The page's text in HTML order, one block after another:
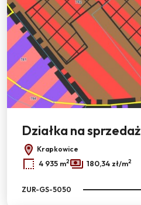
Działka na sprzedaż
Krapkowice
4 935 m2 180,34 zł/m2
ZUR-GS-5050